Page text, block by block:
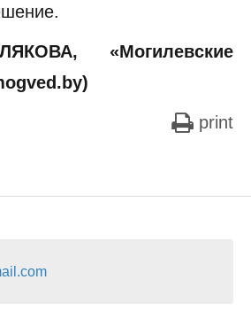
«Могилевские
print